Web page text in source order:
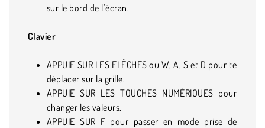
sur le bord de l’écran.
Clavier
APPUIE SUR LES FLÈCHES ou W, A, S et D pour te
déplacer sur la grille.
APPUIE SUR LES TOUCHES NUMÉRIQUES pour
changer les valeurs.
APPUIE SUR F pour passer en mode prise de